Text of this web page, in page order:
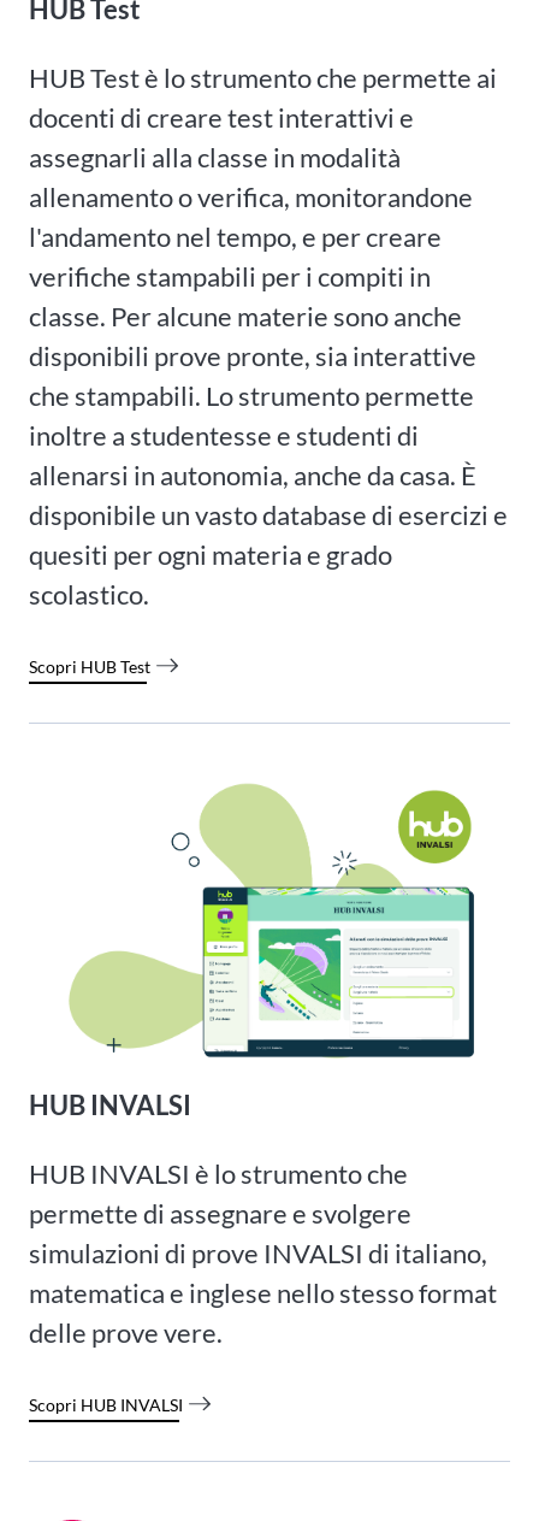
HUB Test
HUB Test è lo strumento che permette ai
docenti di creare test interattivi e
assegnarli alla classe in modalità
allenamento o verifica, monitorandone
l'andamento nel tempo, e per creare
verifiche stampabili per i compiti in
classe. Per alcune materie sono anche
disponibili prove pronte, sia interattive
che stampabili. Lo strumento permette
inoltre a studentesse e studenti di
allenarsi in autonomia, anche da casa. È
disponibile un vasto database di esercizi e
quesiti per ogni materia e grado
scolastico.
Scopri HUB Test
HUB INVALSI
HUB INVALSI è lo strumento che
permette di assegnare e svolgere
simulazioni di prove INVALSI di italiano,
matematica e inglese nello stesso format
delle prove vere.
Scopri HUB INVALSI